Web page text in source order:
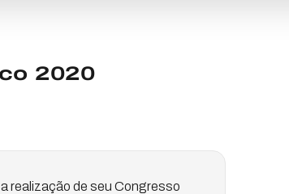
2020
realização de seu Congresso